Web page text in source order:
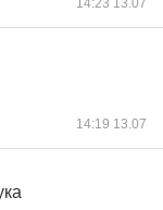
14:23 13.07
14:19 13.07